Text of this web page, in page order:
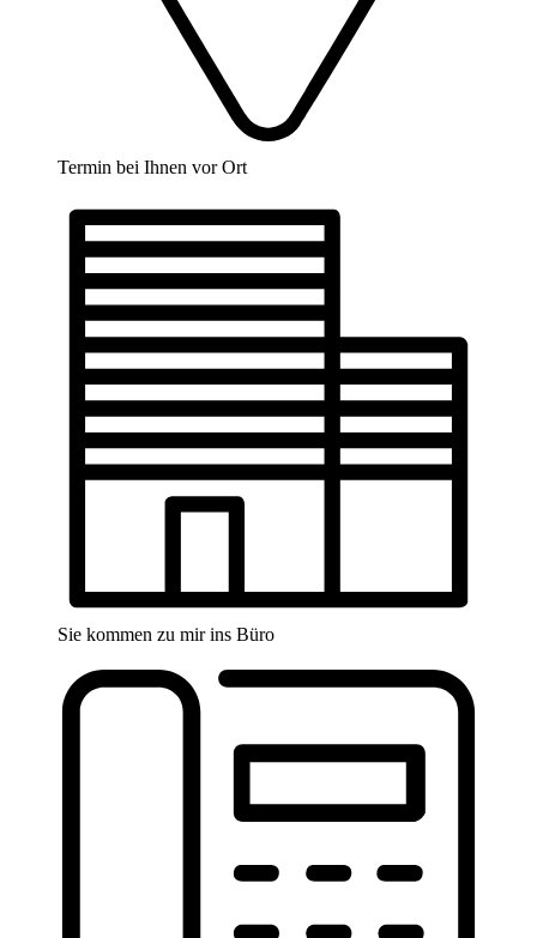
Termin bei Ihnen vor Ort
Sie kommen zu mir ins Büro